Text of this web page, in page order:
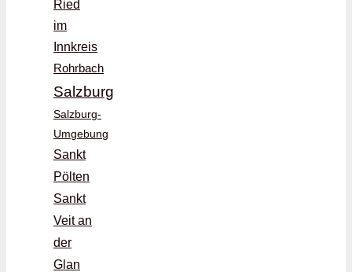
Ried
im
Innkreis
Rohrbach
Salzburg
Salzburg-
Umgebung
Sankt
Pölten
Sankt
Veit an
der
Glan